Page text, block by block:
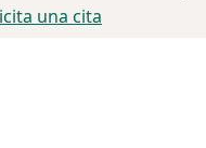
una cita